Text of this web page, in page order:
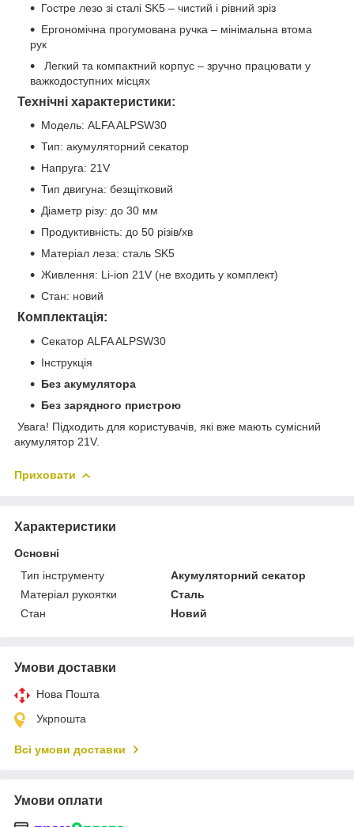
Гостре лезо зі сталі SK5 – чистий і рівний зріз
Ергономічна прогумована ручка – мінімальна втома
рук
Легкий та компактний корпус – зручно працювати у
важкодоступних місцях
Технічні характеристики:
Модель: ALFA ALPSW30
Тип: акумуляторний секатор
Напруга: 21V
Тип двигуна: безщітковий
Діаметр різу: до 30 мм
Продуктивність: до 50 різів/хв
Матеріал леза: сталь SK5
Живлення: Li-ion 21V (не входить у комплект)
Стан: новий
Комплектація:
Секатор ALFA ALPSW30
Інструкція
Без акумулятора
Без зарядного пристрою
Увага! Підходить для користувачів, які вже мають сумісний
акумулятор 21V.
Приховати
Характеристики
Основні
Тип інструменту
Акумуляторний секатор
Матеріал рукоятки
Сталь
Стан
Новий
Умови доставки
Нова Пошта
Укрпошта
Всі умови доставки
Умови оплати